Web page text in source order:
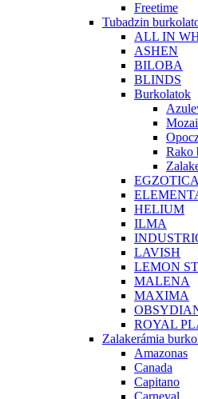
Freetime
Tubadzin
ALL IN
ASHEN
BILOBA
BLINDS
Burkolatok
Rako
EGZOTICA
HELIUM
ILMA
LAVISH
LEMON
MALENA
MAXIMA
ROYAL
Zalakerámia
Amazonas
Canada
Capitano
Carneval